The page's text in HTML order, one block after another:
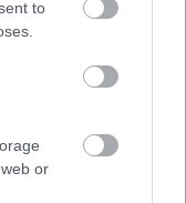
to
or
KAWASAKI
0.826
KAWASAKI 1.231